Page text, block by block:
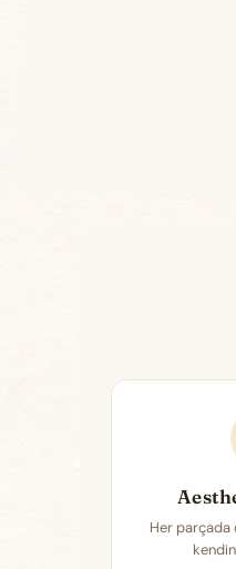
Her parçada